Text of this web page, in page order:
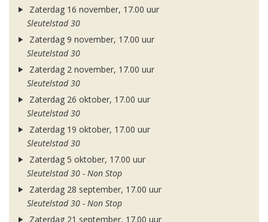
Zaterdag 16 november, 17.00 uur
Sleutelstad 30
Zaterdag 9 november, 17.00 uur
Sleutelstad 30
Zaterdag 2 november, 17.00 uur
Sleutelstad 30
Zaterdag 26 oktober, 17.00 uur
Sleutelstad 30
Zaterdag 19 oktober, 17.00 uur
Sleutelstad 30
Zaterdag 5 oktober, 17.00 uur
Sleutelstad 30 - Non Stop
Zaterdag 28 september, 17.00 uur
Sleutelstad 30 - Non Stop
Zaterdag 21 september, 17.00 uur